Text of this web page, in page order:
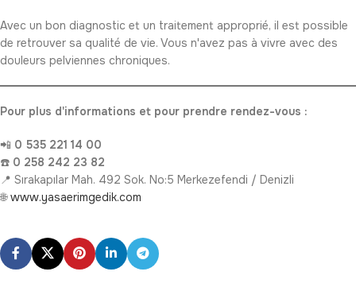
Avec un bon diagnostic et un traitement approprié, il est possible
de retrouver sa qualité de vie. Vous n'avez pas à vivre avec des
douleurs pelviennes chroniques.
Pour plus d'informations et pour prendre rendez-vous :
📲 0 535 221 14 00
☎️ 0 258 242 23 82
📍 Sırakapılar Mah. 492 Sok. No:5 Merkezefendi / Denizli
🌐www.yasaerimgedik.com